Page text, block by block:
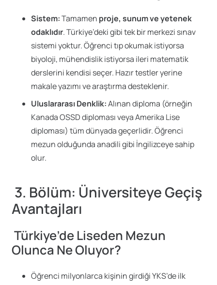
Sistem:Tamamen proje, sunum ve yetenek
odaklıdır. Türkiye’deki gibi tek bir merkezi sınav
sistemi yoktur. Öğrenci tıp okumak istiyorsa
biyoloji, mühendislik istiyorsa ileri matematik
derslerini kendisi seçer. Hazır testler yerine
makale yazımı ve araştırma desteklenir.
Uluslararası Denklik:Alınan diploma (örneğin
Kanada OSSD diploması veya Amerika Lise
diploması) tüm dünyada geçerlidir. Öğrenci
mezun olduğunda anadili gibi İngilizceye sahip
olur.
3. Bölüm: Üniversiteye Geçiş
Avantajları
Türkiye’de Liseden Mezun
Olunca Ne Oluyor?
Öğrenci milyonlarca kişinin girdiği YKS’de ilk